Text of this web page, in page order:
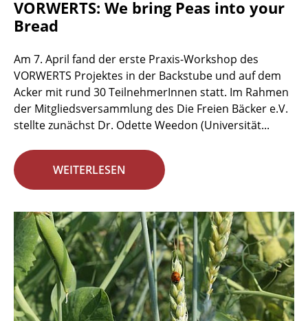
VORWERTS: We bring Peas into your
Bread
Am 7. April fand der erste Praxis-Workshop des
VORWERTS Projektes in der Backstube und auf dem
Acker mit rund 30 TeilnehmerInnen statt. Im Rahmen
der Mitgliedsversammlung des Die Freien Bäcker e.V.
stellte zunächst Dr. Odette Weedon (Universität...
WEITERLESEN